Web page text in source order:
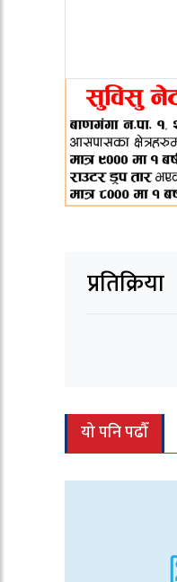
प्रतिक्रिया
यो पनि पढौँ